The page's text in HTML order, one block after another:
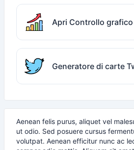
Apri Controllo grafico
Generatore di carte
Aenean felis purus, aliquet vel
ut odio. Sed posuere cursus
volutpat. Aenean efficitur nunc ac